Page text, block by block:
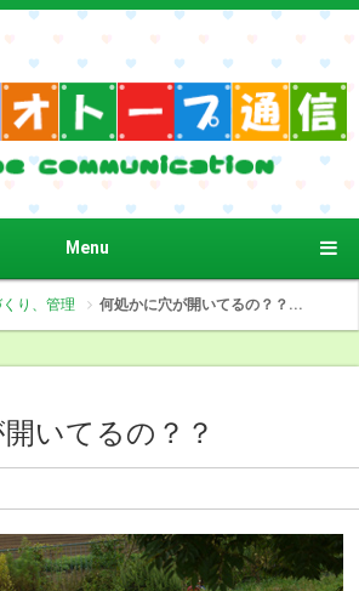
Menu
り、管理 何処かに穴が開いてるの？？...
いてるの？？